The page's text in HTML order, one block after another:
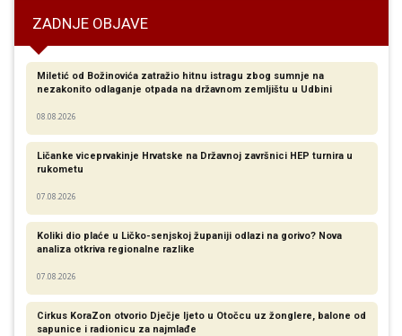
ZADNJE OBJAVE
Miletić od Božinovića zatražio hitnu istragu zbog sumnje na
nezakonito odlaganje otpada na državnom zemljištu u Udbini
08.08.2026
Ličanke viceprvakinje Hrvatske na Državnoj završnici HEP turnira u
rukometu
07.08.2026
Koliki dio plaće u Ličko-senjskoj županiji odlazi na gorivo? Nova
analiza otkriva regionalne razlike​
07.08.2026
Cirkus KoraZon otvorio Dječje ljeto u Otočcu uz žonglere, balone od
sapunice i radionicu za najmlađe